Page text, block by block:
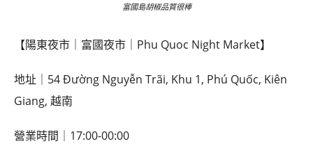
富國島胡椒品質很棒
【陽東夜市｜富國夜市｜Phu Quoc Night Market】
地址｜54 Đường Nguyễn Trãi, Khu 1, Phú Quốc, Kiên
Giang, 越南
營業時間｜17:00-00:00